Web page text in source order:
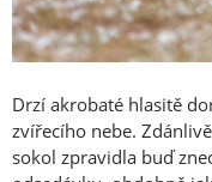
Drzí akrobaté hlasitě
zvířecího nebe.
sokol zpravidla buď